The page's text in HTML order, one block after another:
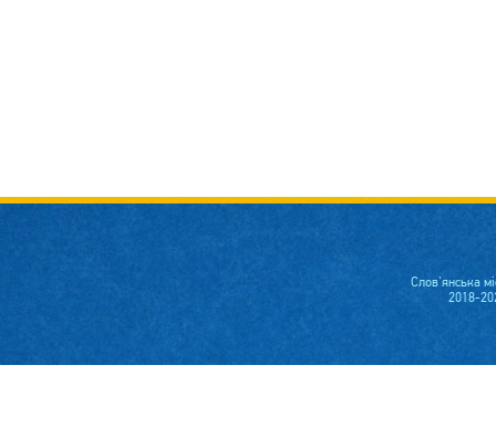
Слов'янська
2018-